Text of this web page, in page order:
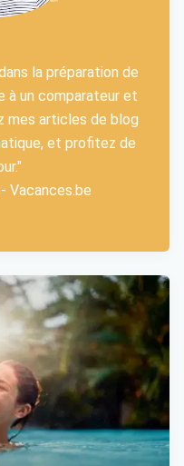
la préparation de
à un comparateur et
mes articles de blog
et profitez de
- Vacances.be